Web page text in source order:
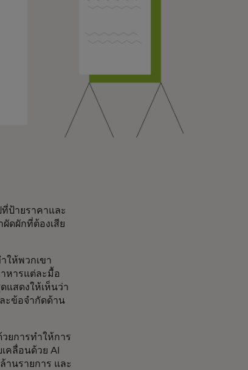
ป้ายราคาและ
ดผักที่ต้องเสีย
ให้พวกเขา
หารแต่ละมื้อ
แสดงให้เห็นว่า
ะข้อจำกัดด้าน
ยการทำให้การ
คลื่อนด้วย AI
นรายการ และ